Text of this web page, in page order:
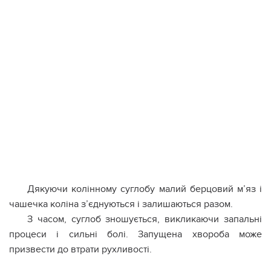
Дякуючи колінному суглобу малий берцовий м’яз і
чашечка коліна з’єднуються і залишаються разом.
З часом, суглоб зношується, викликаючи запальні
процеси і сильні болі. Запущена хвороба може
призвести до втрати рухливості.